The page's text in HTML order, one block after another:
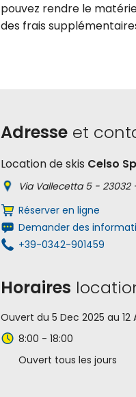
pouvez rendre le
des frais
Adresse et
Location de skis Celso
Via Vallecetta 5 - 23032
Réserver en ligne
Demander des
+39-0342-901459
Horaires
Ouvert du 5 Dec 2025 au 12
8:00 - 18:00
Ouvert tous les jours